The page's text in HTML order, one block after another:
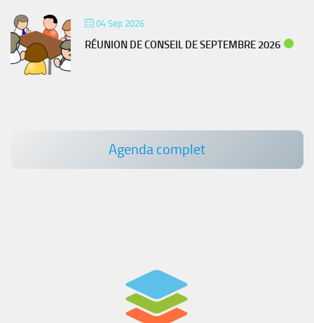
04 Sep 2026
RÉUNION DE CONSEIL DE SEPTEMBRE 2026
Agenda complet